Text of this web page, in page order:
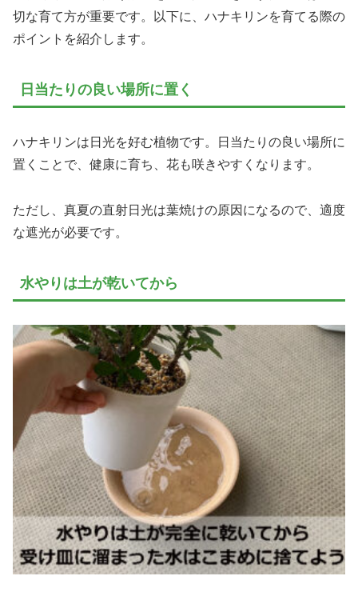
切な育て方が重要です。以下に、ハナキリンを育てる際の
ポイントを紹介します。
日当たりの良い場所に置く
ハナキリンは日光を好む植物です。日当たりの良い場所に
置くことで、健康に育ち、花も咲きやすくなります。
ただし、真夏の直射日光は葉焼けの原因になるので、適度
な遮光が必要です。
水やりは土が乾いてから